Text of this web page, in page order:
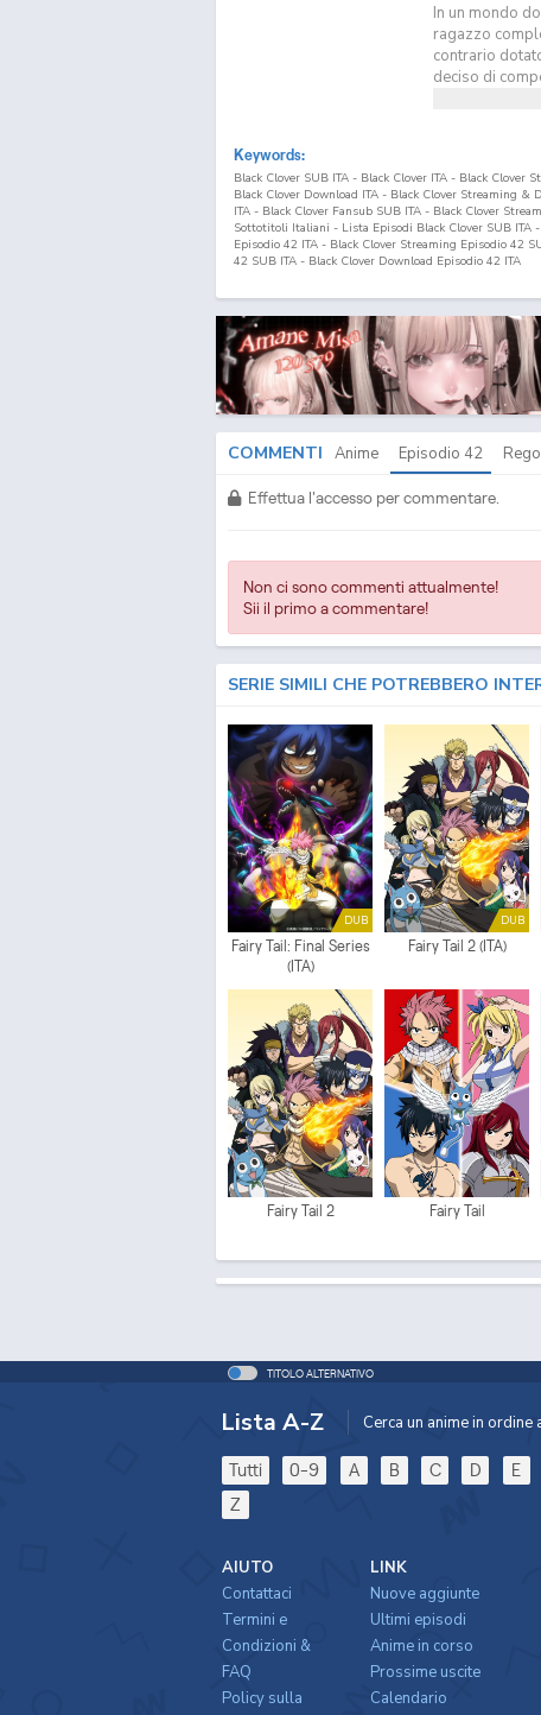
In un mondo
ragazzo
contrario
deciso di
Keywords:
Black Clover SUB ITA - Black Clover ITA - Black Clover
Black Clover Download ITA - Black Clover Streaming &
ITA - Black Clover Fansub SUB ITA - Black Clover
Sottotitoli Italiani - Lista Episodi Black Clover SUB ITA
Episodio 42 ITA - Black Clover Streaming Episodio 42
42 SUB ITA - Black Clover Download Episodio 42 ITA
COMMENTI Anime Episodio 42
Effettua l'accesso per commentare.
Non ci sono commenti attualmente!
Sii il primo a commentare!
SERIE SIMILI CHE POTREBBERO
DUB
Fairy Tail: Final Series
(ITA)
DUB
Fairy Tail 2 (ITA)
Fairy Tail 2 Fairy Tail
TITOLO ALTERNATIVO
Lista A-Z Cerca un anime in
Tutti 0-9 A B C D E
Z
AIUTO
Contattaci
Termini e
Condizioni &
FAQ
Policy sulla
LINK
Nuove aggiunte
Ultimi episodi
Anime in corso
Prossime uscite
Calendario